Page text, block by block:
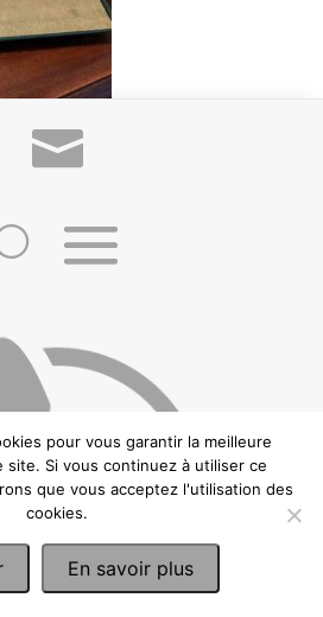
son Coffret d’origine
de confidentialité
– Création:
pour vous garantir la meilleure
Si vous continuez à utiliser ce
que vous acceptez l'utilisation des
cookies.
En savoir plus